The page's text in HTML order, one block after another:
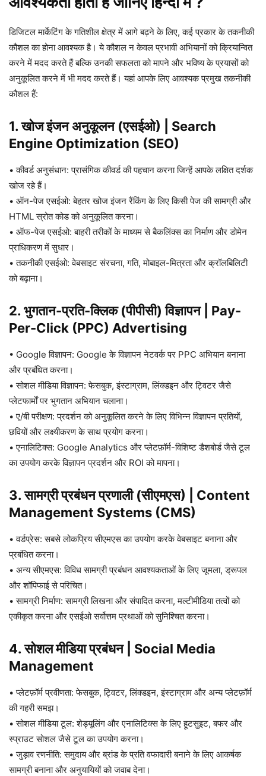
डिजिटल मार्केटिंग के गतिशील क्षेत्र में आगे बढ़ने के लिए, कई प्रकार के तकनीकी
कौशल का होना आवश्यक है। ये कौशल न केवल प्रभावी अभियानों को क्रियान्वित
करने में मदद करते हैं बल्कि उनकी सफलता को मापने और भविष्य के प्रयासों को
अनुकूलित करने में भी मदद करते हैं। यहां आपके लिए आवश्यक प्रमुख तकनीकी
कौशल हैं:
1. खोज इंजन अनुकूलन (एसईओ)
Search
Engine Optimization (SEO)
• कीवर्ड अनुसंधान: प्रासंगिक कीवर्ड की पहचान करना जिन्हें आपके लक्षित दर्शक
खोज रहे हैं।
• ऑन-पेज एसईओ: बेहतर खोज इंजन रैंकिंग के लिए किसी पेज की सामग्री और
HTML स्रोत कोड को अनुकूलित करना।
• ऑफ-पेज एसईओ: बाहरी तरीकों के माध्यम से बैकलिंक्स का निर्माण और डोमेन
प्राधिकरण में सुधार।
• तकनीकी एसईओ: वेबसाइट संरचना, गति, मोबाइल-मित्रता और क्रॉलबिलिटी
को बढ़ाना।
2. भुगतान-प्रति-क्लिक (पीपीसी) विज्ञापन| Pay-
Per-Click (PPC) Advertising
• Google विज्ञापन: Google के विज्ञापन नेटवर्क पर PPC अभियान बनाना
और प्रबंधित करना।
• सोशल मीडिया विज्ञापन: फेसबुक, इंस्टाग्राम, लिंक्डइन और ट्विटर जैसे
प्लेटफार्मों पर भुगतान अभियान चलाना।
• ए/बी परीक्षण: प्रदर्शन को अनुकूलित करने के लिए विभिन्न विज्ञापन प्रतियों,
छवियों और लक्ष्यीकरण के साथ प्रयोग करना।
• एनालिटिक्स: Google Analytics और प्लेटफ़ॉर्म-विशिष्ट डैशबोर्ड जैसे टूल
का उपयोग करके विज्ञापन प्रदर्शन और ROI को मापना।
3. सामग्री प्रबंधन प्रणाली (सीएमएस)
Content
Management Systems (CMS)
• वर्डप्रेस: ​​सबसे लोकप्रिय सीएमएस का उपयोग करके वेबसाइट बनाना और
प्रबंधित करना।
• अन्य सीएमएस: विविध सामग्री प्रबंधन आवश्यकताओं के लिए जूमला, ड्रूपल
और शॉपिफाई से परिचित।
• सामग्री निर्माण: सामग्री लिखना और संपादित करना, मल्टीमीडिया तत्वों को
एकीकृत करना और एसईओ सर्वोत्तम प्रथाओं को सुनिश्चित करना।
4. सोशल मीडिया प्रबंधन| Social Media
Management
• प्लेटफ़ॉर्म प्रवीणता: फेसबुक, ट्विटर, लिंक्डइन, इंस्टाग्राम और अन्य प्लेटफ़ॉर्म
की गहरी समझ।
• सोशल मीडिया टूल: शेड्यूलिंग और एनालिटिक्स के लिए हूटसुइट, बफर और
स्प्राउट सोशल जैसे टूल का उपयोग करना।
• जुड़ाव रणनीति: समुदाय और ब्रांड के प्रति वफादारी बनाने के लिए आकर्षक
सामग्री बनाना और अनुयायियों को जवाब देना।